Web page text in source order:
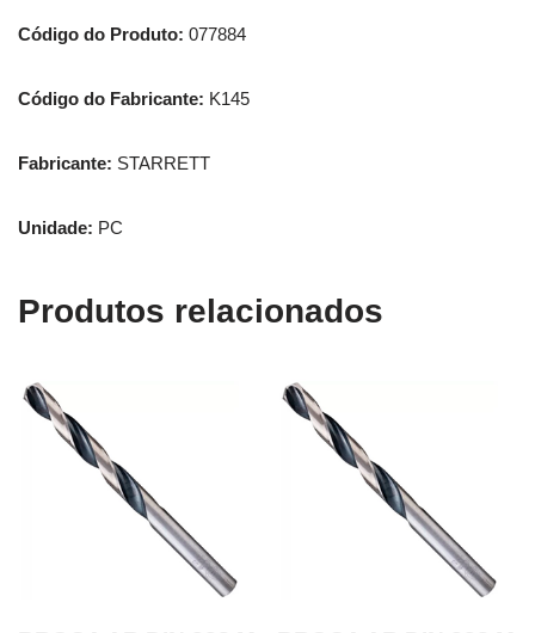
Código do Produto: 077884
Código do Fabricante: K145
Fabricante: STARRETT
Unidade: PC
Produtos relacionados